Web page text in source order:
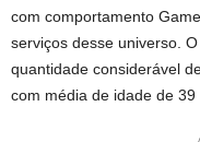
com comportamento
serviços desse universo.
quantidade considerável
com média de idade de 39